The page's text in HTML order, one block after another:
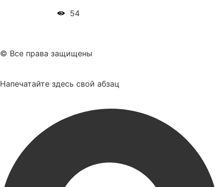
54
© Все права защищены
Напечатайте здесь свой абзац